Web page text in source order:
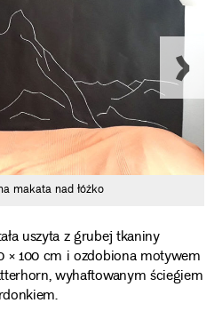
makata nad łóżko
uszyta z grubej tkaniny
× 100 cm i ozdobiona motywem
wyhaftowanym ściegiem